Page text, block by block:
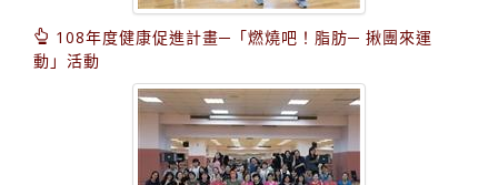
108年度健康促進計畫─「燃燒吧！脂肪─ 揪團來運
動」活動